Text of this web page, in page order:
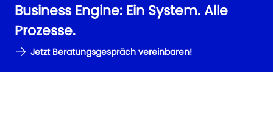
Business Engine: Ein System. Alle
Prozesse.
Jetzt Beratungsgespräch vereinbaren!